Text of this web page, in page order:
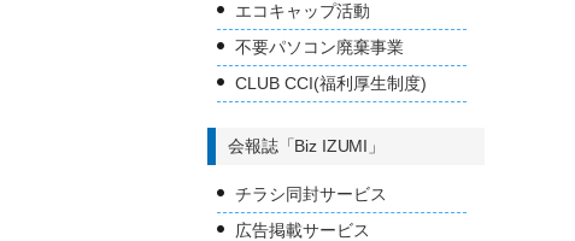
エコキャップ活動
不要パソコン廃棄事業
CLUB CCI(福利厚生制度)
会報誌「Biz IZUMI」
チラシ同封サービス
広告掲載サービス